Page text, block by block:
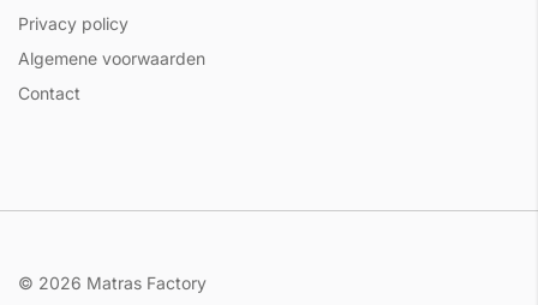
Privacy policy
Algemene voorwaarden
Contact
© 2026 Matras Factory